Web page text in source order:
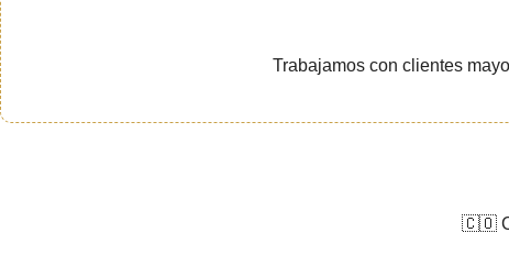
Trabajamos con clientes
🇨🇴